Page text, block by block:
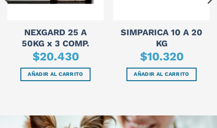
NEXGARD 25 A
50KG x 3 COMP.
$20.430
AÑADIR AL CARRITO
SIMPARICA 10 A 20
KG
$10.320
AÑADIR AL CARRITO